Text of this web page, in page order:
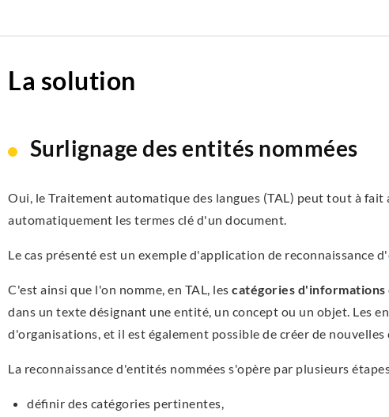
La solution
Surlignage des entités nommées
Oui, le Traitement automatique des langues (TAL) peut tout à fait
automatiquement les termes clé d'un document.
Le cas présenté est un exemple d'application de reconnaissance d'
C'est ainsi que l'on nomme, en TAL, les catégories d'informations
dans un texte désignant une entité, un concept ou un objet. Les
d'organisations, et il est également possible de créer de
La reconnaissance d'entités nommées s'opère par plusieurs
définir des catégories pertinentes,